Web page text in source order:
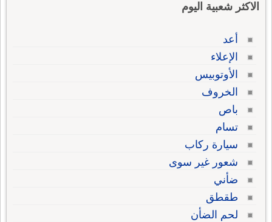
الاكثر شعبية اليوم
أعد
الإعلاء
الأوتوبيس
الخروف
باص
تسام
سيارة ركاب
شعور غير سوى
ضأني
طقطق
لحم الضأن